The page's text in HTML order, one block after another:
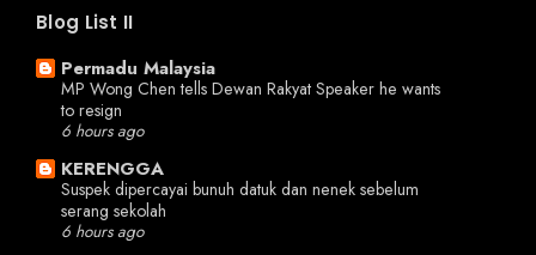
Blog List II
Permadu Malaysia
MP Wong Chen tells Dewan Rakyat Speaker he wants
to resign
6 hours ago
KERENGGA
Suspek dipercayai bunuh datuk dan nenek sebelum
serang sekolah
6 hours ago